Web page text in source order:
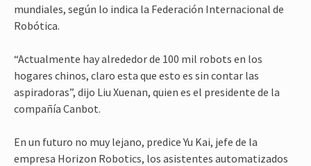
mundiales, según lo indica la Federación Internacional de
Robótica.
“Actualmente hay alrededor de 100 mil robots en los
hogares chinos, claro esta que esto es sin contar las
aspiradoras”, dijo Liu Xuenan, quien es el presidente de la
compañía Canbot.
En un futuro no muy lejano, predice Yu Kai, jefe de la
empresa Horizon Robotics, los asistentes automatizados